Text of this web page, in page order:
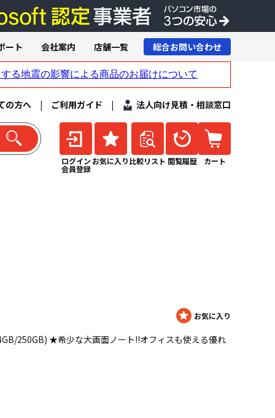
の方へ | ご利用ガイド | 法人向け見積・相談窓口
ログイン
会員登録
お気に入り 比較リスト 閲覧履歴 カート
ート 会社案内 店舗一覧 総合お問い合わせ
250GB) ★希少な大画面ノート!!オフィスも使える優れ